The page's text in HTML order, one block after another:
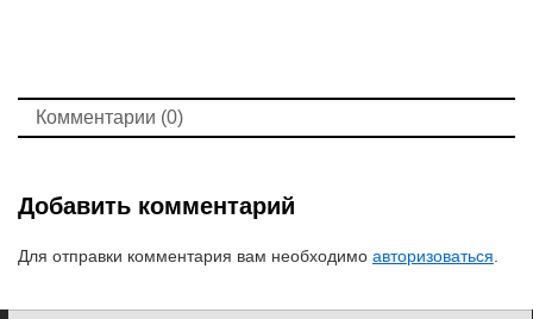
Комментарии (0)
Добавить комментарий
Для отправки комментария вам необходимо авторизоваться.